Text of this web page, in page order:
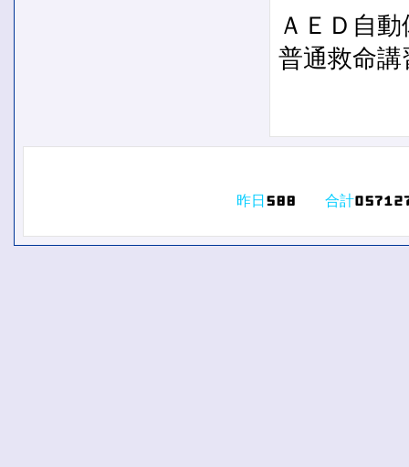
ＡＥＤ自
普通救命講
昨日 合計